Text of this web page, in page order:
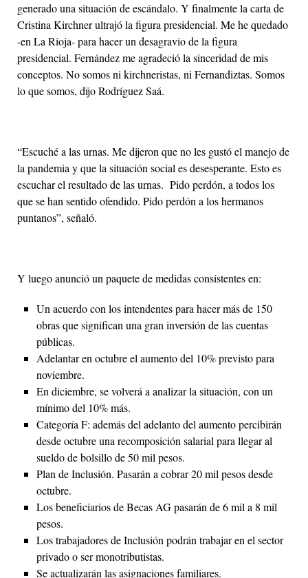
generado una situación de escándalo. Y finalmente la carta de
Cristina Kirchner ultrajó la figura presidencial. Me he quedado
-en La Rioja- para hacer un desagravio de la figura
presidencial. Fernández me agradeció la sinceridad de mis
conceptos. No somos ni kirchneristas, ni Fernandiztas. Somos
lo que somos, dijo Rodríguez Saá.
“Escuché a las urnas. Me dijeron que no les gustó el manejo de
la pandemia y que la situación social es desesperante. Esto es
escuchar el resultado de las urnas. Pido perdón, a todos los
que se han sentido ofendido. Pido perdón a los hermanos
puntanos”, señaló.
Y luego anunció un paquete de medidas consistentes en:
Un acuerdo con los intendentes para hacer más de 150
obras que significan una gran inversión de las cuentas
públicas.
Adelantar en octubre el aumento del 10% previsto para
noviembre.
En diciembre, se volverá a analizar la situación, con un
mínimo del 10% más.
Categoría F: además del adelanto del aumento percibirán
desde octubre una recomposición salarial para llegar al
sueldo de bolsillo de 50 mil pesos.
Plan de Inclusión. Pasarán a cobrar 20 mil pesos desde
octubre.
Los beneficiarios de Becas AG pasarán de 6 mil a 8 mil
pesos.
Los trabajadores de Inclusión podrán trabajar en el sector
privado o ser monotributistas.
Se actualizarán las asignaciones familiares.